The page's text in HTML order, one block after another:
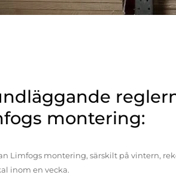
montering:
Limfogs montering, särskilt på vintern,
inom en vecka.